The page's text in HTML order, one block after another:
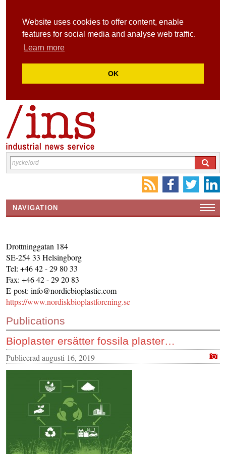
Website uses cookies to offer content, enable
features for social media and analyse web traffic.
Learn more
OK
NAVIGATION
INS HEMSIDOR
OM OSS
Drottninggatan 184
SE-254 33 Helsingborg
Tel: +46 42 - 29 80 33
Fax: +46 42 - 29 20 83
E-post: info@nordicbioplastic.com
https://www.nordiskbioplastforening.se
Publications
Bioplaster ersätter fossila plaster…
Publicerad augusti 16, 2019